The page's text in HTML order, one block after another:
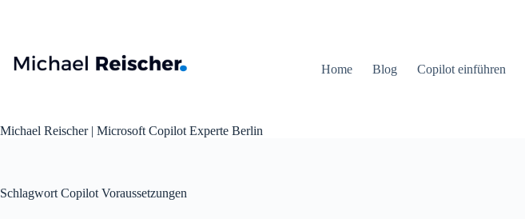
Michael Reischer | Microsoft Copilot Experte Berlin
Home Blog Copilot einführen
Schlagwort Copilot Voraussetzungen